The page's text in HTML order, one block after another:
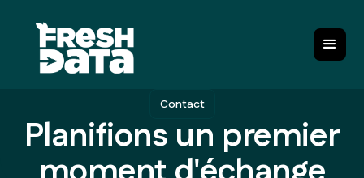
Contact
Planifions un premier